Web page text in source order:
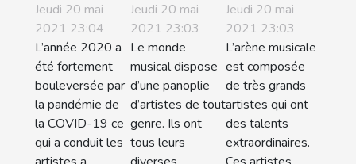
prévus
pour
l’année
2021 à
Paris
Jeudi 20 mai
2021 23:04
L’année 2020 a
été fortement
bouleversée par
la pandémie de
la COVID-19 ce
qui a conduit les
les plus
riches du
monde en
cette
année
Jeudi 20 mai
2021 23:03
Le monde
musical dispose
d’une panoplie
d’artistes de tout
genre. Ils ont
tous leurs
qui ont
vendu le
grand
nombre
de
disques
au monde
Jeudi 20 mai
2021 23:03
L’arène musicale
est composée
de très grands
artistes qui ont
des talents
extraordinaires.